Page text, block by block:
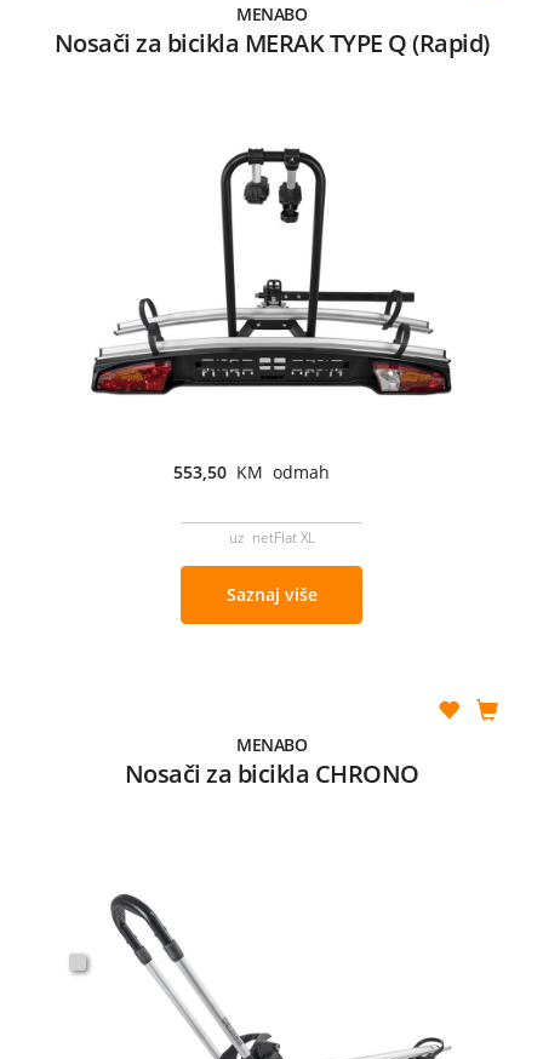
MENABO
Nosači za bicikla MERAK TYPE Q (Rapid)
553,50 KM odmah
uz netFlat XL
Saznaj više
MENABO
Nosači za bicikla CHRONO